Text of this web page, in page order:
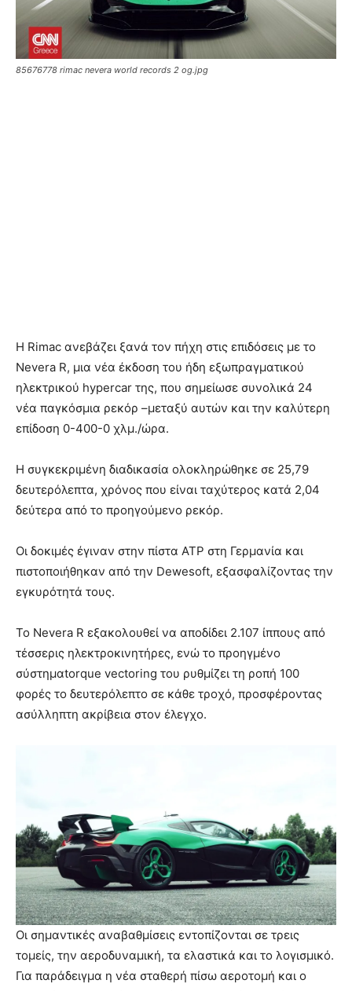
85676778 rimac nevera world records 2 og.jpg
Η Rimac ανεβάζει ξανά τον πήχη στις επιδόσεις με το
Nevera R, μια νέα έκδοση του ήδη εξωπραγματικού
ηλεκτρικού hypercar της, που σημείωσε συνολικά 24
νέα παγκόσμια ρεκόρ –μεταξύ αυτών και την καλύτερη
επίδοση 0-400-0 χλμ./ώρα.
Η συγκεκριμένη διαδικασία ολοκληρώθηκε σε 25,79
δευτερόλεπτα, χρόνος που είναι ταχύτερος κατά 2,04
δεύτερα από το προηγούμενο ρεκόρ.
Οι δοκιμές έγιναν στην πίστα ATP στη Γερμανία και
πιστοποιήθηκαν από την Dewesoft, εξασφαλίζοντας την
εγκυρότητά τους.
Το Nevera R εξακολουθεί να αποδίδει 2.107 ίππους από
τέσσερις ηλεκτροκινητήρες, ενώ το προηγμένο
σύστημαtorque vectoring του ρυθμίζει τη ροπή 100
φορές το δευτερόλεπτο σε κάθε τροχό, προσφέροντας
ασύλληπτη ακρίβεια στον έλεγχο.
Οι σημαντικές αναβαθμίσεις εντοπίζονται σε τρεις
τομείς, την αεροδυναμική, τα ελαστικά και το λογισμικό.
Για παράδειγμα η νέα σταθερή πίσω αεροτομή και ο